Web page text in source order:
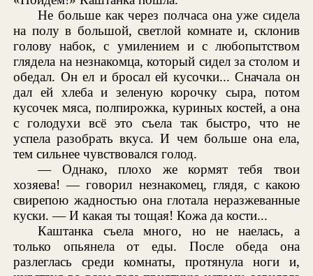
Не больше как через полчаса она уже сидела
на полу в большой, светлой комнате и, склонив
голову набок, с умилением и с любопытством
глядела на незнакомца, который сидел за столом и
обедал. Он ел и бросал ей кусочки... Сначала он
дал ей хлеба и зеленую корочку сыра, потом
кусочек мяса, полпирожка, куриных костей, а она
с голодухи всё это съела так быстро, что не
успела разобрать вкуса. И чем больше она ела,
тем сильнее чувствовался голод.
— Однако, плохо же кормят тебя твои
хозяева! — говорил незнакомец, глядя, с какою
свирепою жадностью она глотала неразжеванные
куски. — И какая ты тощая! Кожа да кости...
Каштанка съела много, но не наелась, а
только опьянела от еды. После обеда она
разлеглась среди комнаты, протянула ноги и,